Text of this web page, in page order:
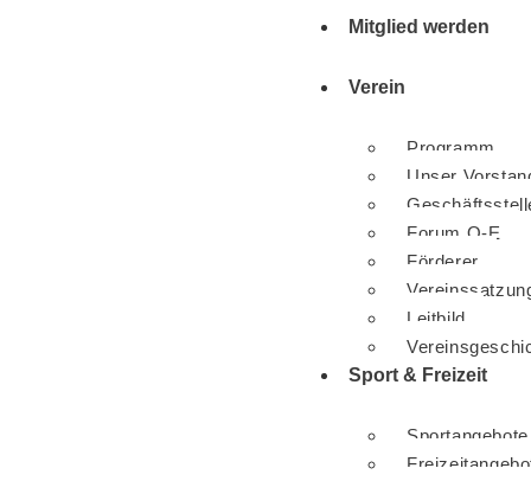
Mitglied werden
Verein
Programm
Unser
Forum O-E
Förderer
Leitbild
Sport & Freizeit
Sportangebote